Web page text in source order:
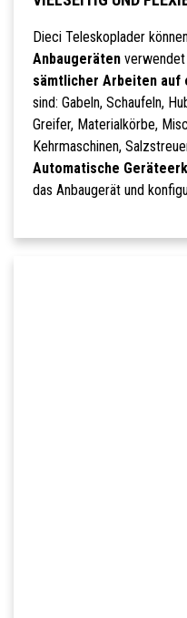
Dieci Teleskoplader
Anbaugerätenverwendet
sämtlicher Arbeiten auf
sind: Gabeln, Schaufeln,
Greifer, Materialkörbe,
Kehrmaschinen,
Automatische
das Anbaugerät und